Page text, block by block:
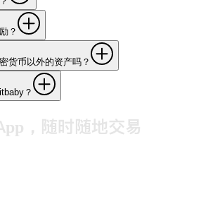
？
货币以外的资产吗？
？
，随时随地交易